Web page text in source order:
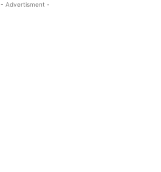
- Advertisment -